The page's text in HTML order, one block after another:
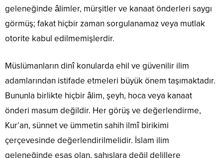
geleneğinde âlimler, mürşitler ve kanaat önderleri saygı
görmüş; fakat hiçbir zaman sorgulanamaz veya mutlak
otorite kabul edilmemişlerdir.
Müslümanların dinî konularda ehil ve güvenilir ilim
adamlarından istifade etmeleri büyük önem taşımaktadır.
Bununla birlikte hiçbir âlim, şeyh, hoca veya kanaat
önderi masum değildir. Her görüş ve değerlendirme,
Kur’an, sünnet ve ümmetin sahih ilmî birikimi
çerçevesinde değerlendirilmelidir. İslam ilim
geleneğinde esas olan, şahıslara değil delillere